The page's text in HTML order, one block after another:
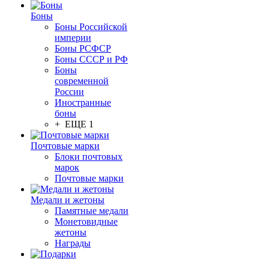
Боны
Боны Российской
империи
Боны РСФСР
Боны СССР и РФ
Боны
современной
России
Иностранные
боны
+ ЕЩЕ 1
Почтовые марки
Блоки почтовых
марок
Почтовые марки
Медали и жетоны
Памятные медали
Монетовидные
жетоны
Награды